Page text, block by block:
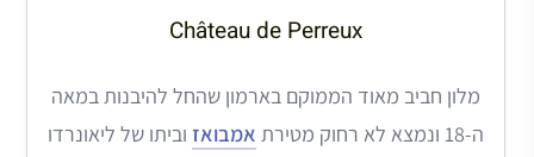
Château de Perreux
מלון חביב מאוד הממוקם בארמון שהחל להיבנות במאה
ה-18 ונמצא לא רחוק מטירת
אמבואז וביתו של ליאונרדו